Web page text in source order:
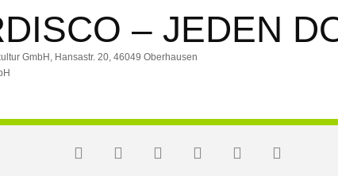
– JEDEN
GmbH, Hansastr. 20, 46049 Oberhausen